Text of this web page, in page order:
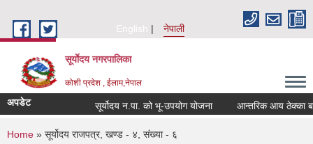
English
नेपाली
सूर्याेदय नगरपालिका
कोशी प्रदेश , ईलाम,नेपाल
अपडेट सूर्योदय न.पा. को भू-उपयोग योजना आन्तरिक आय ठेक्का
You are here
Home » सूर्योदय राजपत्र, खण्ड - ४, संख्या - ६